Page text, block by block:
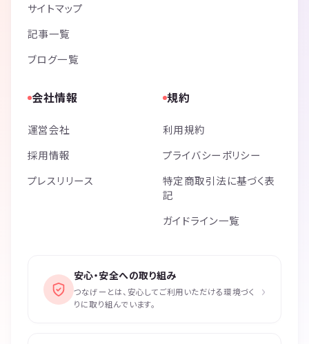
サイトマップ
記事一覧
ブログ一覧
会社情報
運営会社
採用情報
プレスリリース
規約
利用規約
プライバシーポリシー
特定商取引法に基づく表
記
ガイドライン一覧
安心・安全への取り組み
つなげーとは、安心してご利用いただける環境づく
りに取り組んでいます。
›